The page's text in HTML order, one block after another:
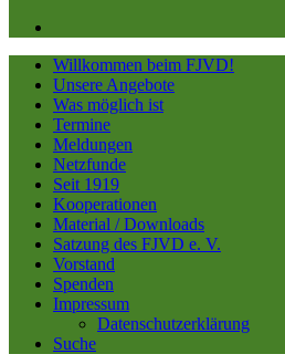
Willkommen beim FJVD!
Unsere Angebote
Was möglich ist
Termine
Meldungen
Netzfunde
Seit 1919
Kooperationen
Material / Downloads
Satzung des FJVD e. V.
Vorstand
Spenden
Impressum
Datenschutzerklärung
Suche